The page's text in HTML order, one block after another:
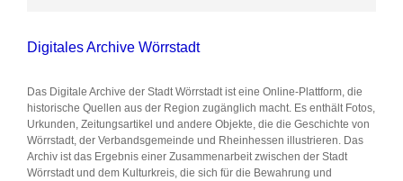
Digitales Archive Wörrstadt
Das Digitale Archive der Stadt Wörrstadt ist eine Online-Plattform, die
historische Quellen aus der Region zugänglich macht. Es enthält Fotos,
Urkunden, Zeitungsartikel und andere Objekte, die die Geschichte von
Wörrstadt, der Verbandsgemeinde und Rheinhessen illustrieren. Das
Archiv ist das Ergebnis einer Zusammenarbeit zwischen der Stadt
Wörrstadt und dem Kulturkreis, die sich für die Bewahrung und